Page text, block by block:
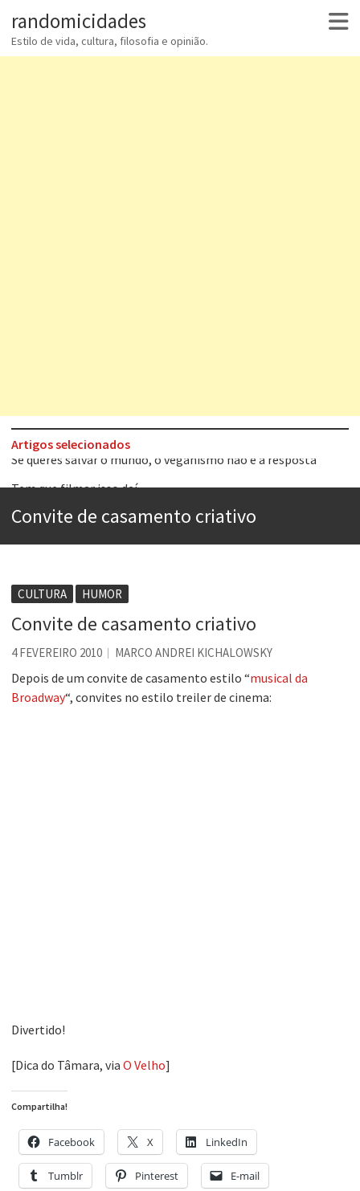
randomicidades
Estilo de vida, cultura, filosofia e opinião.
Artigos selecionados
Esse tal de Rock Gaúcho
Os causos de Jorge Luis Borges
Voto obrigatório é correto?
Se queres salvar o mundo, o veganismo não é a resposta
Convite de casamento criativo
CULTURA HUMOR
Convite de casamento criativo
4 FEVEREIRO 2010 MARCO ANDREI KICHALOWSKY
Depois de um convite de casamento estilo “musical da
Broadway“, convites no estilo treiler de cinema:
Divertido!
[Dica do Tâmara, via O Velho]
Compartilha!
Facebook X LinkedIn
Tumblr Pinterest E-mail